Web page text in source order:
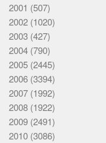
2001 (507)
2002 (1020)
2003 (427)
2004 (790)
2005 (2445)
2006 (3394)
2007 (1992)
2008 (1922)
2009 (2491)
2010 (3086)